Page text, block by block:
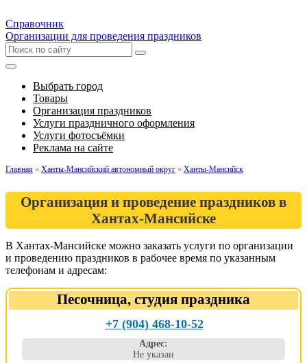
Справочник
Организации для проведения праздников
Выбрать город
Товары
Организация праздников
Услуги праздничного оформления
Услуги фотосъёмки
Реклама на сайте
Главная » Ханты-Мансийский автономный округ » Ханты-Мансийск
Организация и проведение праздников в
Хантах-Мансийске
В Хантах-Мансийске можно заказать услуги по организации
и проведению праздников в рабочее время по указанным
телефонам и адресам:
Песочница, студия праздника
+7 (904) 468-10-52
Адрес:
Не указан